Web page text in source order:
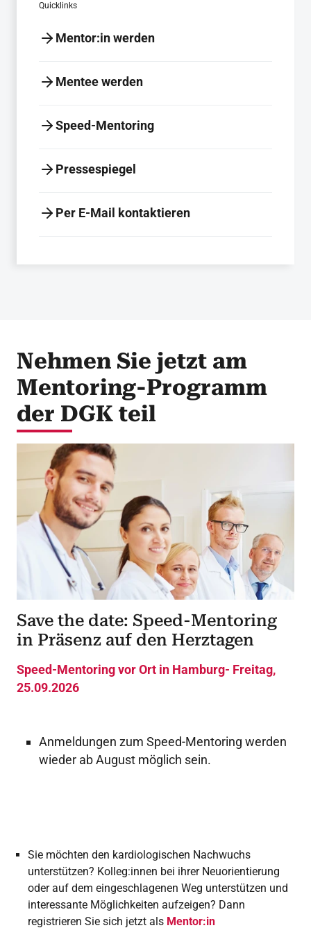
Quicklinks
Mentor:in werden
Mentee werden
Speed-Mentoring
Pressespiegel
Per E-Mail kontaktieren
Nehmen Sie jetzt am
Mentoring-Programm
der DGK teil
Save the date: Speed-Mentoring
in Präsenz auf den Herztagen
Speed-Mentoring vor Ort in Hamburg- Freitag,
25.09.2026
Anmeldungen zum Speed-Mentoring werden
wieder ab August möglich sein.
Sie möchten den kardiologischen Nachwuchs
unterstützen? Kolleg:innen bei ihrer Neuorientierung
oder auf dem eingeschlagenen Weg unterstützen und
interessante Möglichkeiten aufzeigen? Dann
registrieren Sie sich jetzt als Mentor:in